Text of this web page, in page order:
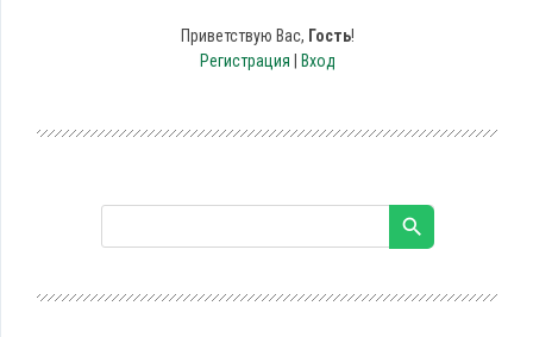
Приветствую Вас, Гость!
Регистрация
Вход